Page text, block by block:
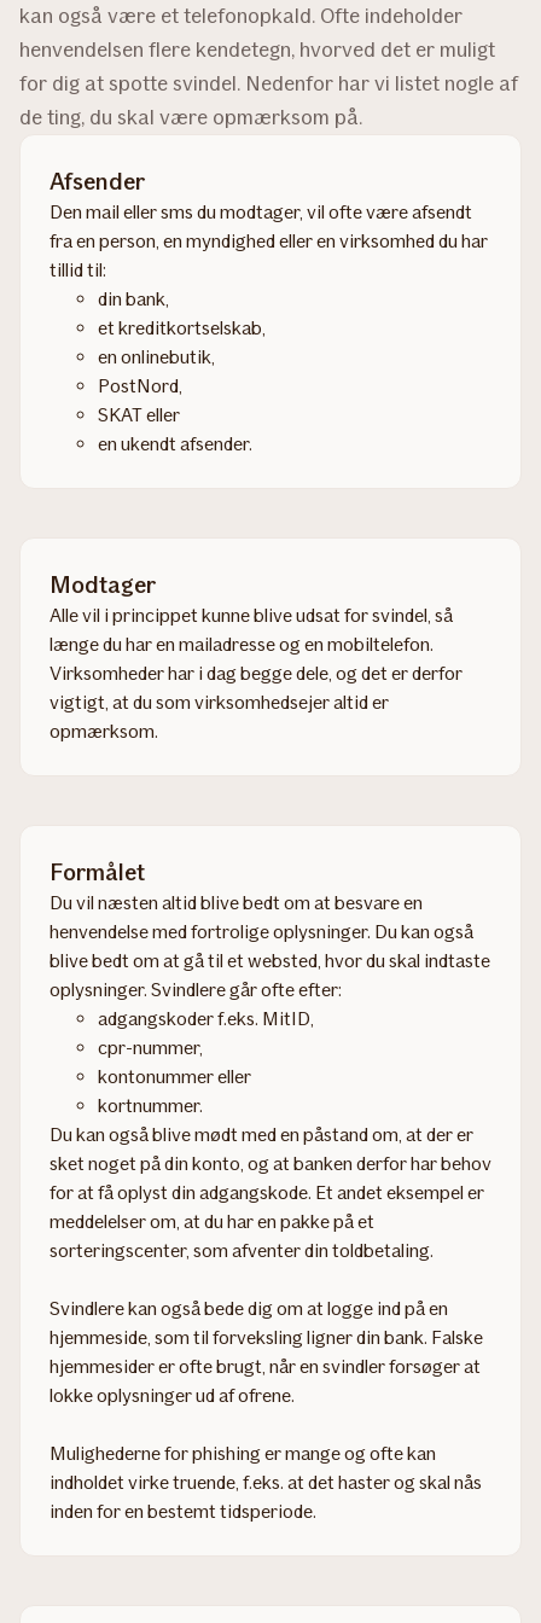
kan også være et telefonopkald. Ofte indeholder
henvendelsen flere kendetegn, hvorved det er muligt
for dig at spotte svindel. Nedenfor har vi listet nogle af
de ting, du skal være opmærksom på.
Afsender
Den mail eller sms du modtager, vil ofte være afsendt
fra en person, en myndighed eller en virksomhed du har
tillid til:
din bank,
et kreditkortselskab,
en onlinebutik,
PostNord,
SKAT eller
en ukendt afsender.
Modtager
Alle vil i princippet kunne blive udsat for svindel, så
længe du har en mailadresse og en mobiltelefon.
Virksomheder har i dag begge dele, og det er derfor
vigtigt, at du som virksomhedsejer altid er
opmærksom.
Formålet
Du vil næsten altid blive bedt om at besvare en
henvendelse med fortrolige oplysninger. Du kan også
blive bedt om at gå til et websted, hvor du skal indtaste
oplysninger. Svindlere går ofte efter:
adgangskoder f.eks. MitID,
cpr-nummer,
kontonummer eller
kortnummer.
Du kan også blive mødt med en påstand om, at der er
sket noget på din konto, og at banken derfor har behov
for at få oplyst din adgangskode. Et andet eksempel er
meddelelser om, at du har en pakke på et
sorteringscenter, som afventer din toldbetaling.
Svindlere kan også bede dig om at logge ind på en
hjemmeside, som til forveksling ligner din bank. Falske
hjemmesider er ofte brugt, når en svindler forsøger at
lokke oplysninger ud af ofrene.
Mulighederne for phishing er mange og ofte kan
indholdet virke truende, f.eks. at det haster og skal nås
inden for en bestemt tidsperiode.